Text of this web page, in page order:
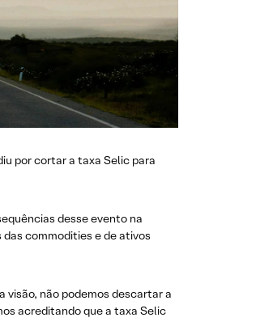
por cortar a taxa Selic para
desse evento na
commodities e de ativos
visão, não podemos descartar a
acreditando que a taxa Selic